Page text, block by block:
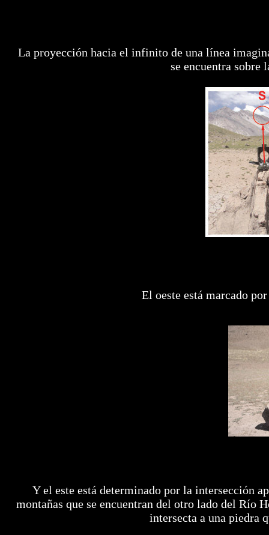
La proyección hacia el infinito de una línea
se encuentra sobre
El oeste está marcado
Y el este está determinado por la intersección
montañas que se encuentran del otro lado del Río
intersecta a una piedra